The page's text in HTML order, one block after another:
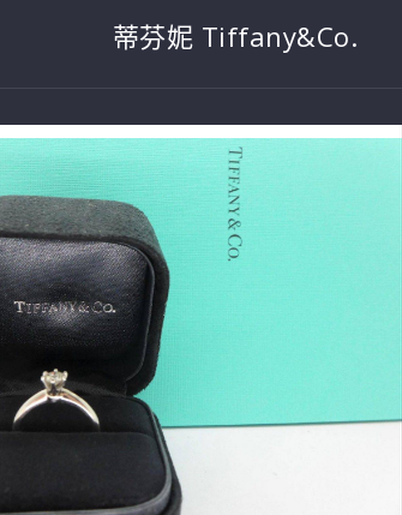
蒂芬妮 Tiffany&Co.